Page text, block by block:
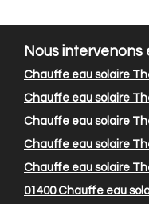
Nous intervenons
Chauffe eau solaire
Chauffe eau solaire
Chauffe eau solaire
Chauffe eau solaire
Chauffe eau solaire
01400Chauffe eau